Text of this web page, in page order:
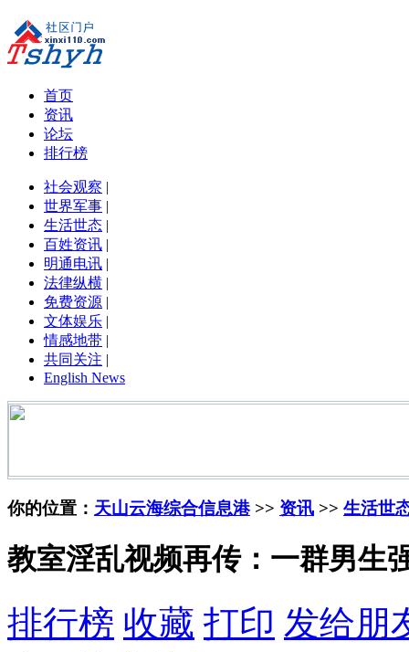
首页
资讯
论坛
排行榜
社会观察 |
世界军事 |
生活世态 |
百姓资讯 |
明通电讯 |
法律纵横 |
免费资源 |
文体娱乐 |
情感地带 |
共同关注 |
English News
你的位置： 天山云海综合信息港>> 资讯 >> 生活世
教室淫乱视频再传：一群男生
排行榜 收藏 打印 发给朋